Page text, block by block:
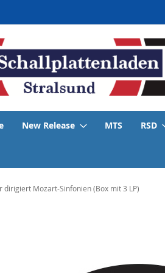
New Release MTS RSD
dirigiert Mozart-Sinfonien (Box mit 3 LP)